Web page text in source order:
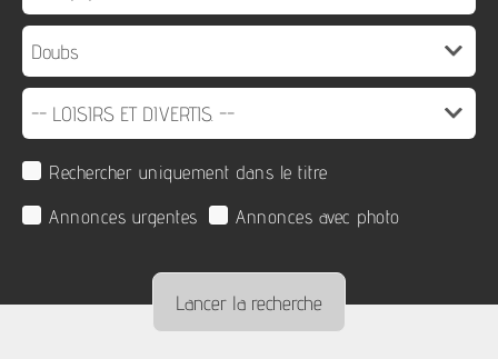
Rechercher uniquement dans le titre
Annonces urgentes
Annonces avec photo